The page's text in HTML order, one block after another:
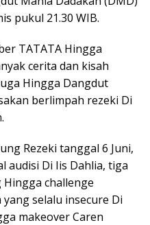
pukul 21.30 WIB.
TATATA Hingga
cerita dan kisah
Hingga Dangdut
berlimpah rezeki Di
Rezeki tanggal 6 Juni,
audisi Di Iis Dahlia, tiga
challenge
selalu insecure Di
makeover Caren